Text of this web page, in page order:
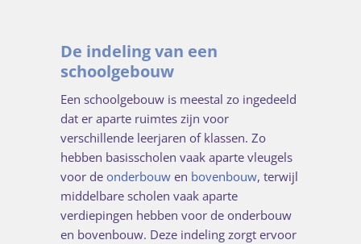
De indeling van een
schoolgebouw
Een schoolgebouw is meestal zo ingedeeld
dat er aparte ruimtes zijn voor
verschillende leerjaren of klassen. Zo
hebben basisscholen vaak aparte vleugels
voor de onderbouw en bovenbouw, terwijl
middelbare scholen vaak aparte
verdiepingen hebben voor de onderbouw
en bovenbouw. Deze indeling zorgt ervoor